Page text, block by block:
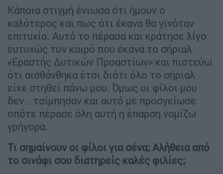
Κάποια στιγμή ένιωσα ότι ήμουν ο
καλύτερος και πως ότι έκανα θα γινόταν
επιτυχία. Αυτό το πέρασα και κράτησε λίγο
ευτυχώς τον καιρό που έκανα το σήριαλ
«Εραστής Δυτικών Προαστίων» και πιστεύω
ότι αισθάνθηκα έτσι διότι όλο το σήριαλ
είχε στηθεί πάνω μου. Όμως οι φίλοι μου
δεν …τσίμπησαν και αυτό με προσγείωσε
οπότε πέρασε όλη αυτή η έπαρση νομίζω
γρήγορα.
Τι σημαίνουν οι φίλοι για σένα; Αλήθεια από
το σινάφι σου διατηρείς καλές φιλίες;